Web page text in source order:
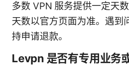
多数 VPN 服务提供一定天
天数以官方页面为准。遇到
持申请退款。
Levpn 是否有专用业务